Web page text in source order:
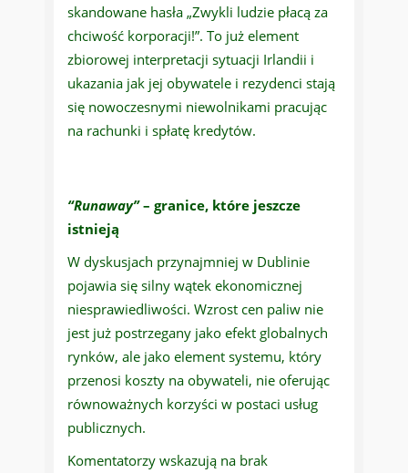
skandowane hasła „Zwykli ludzie płacą za
chciwość korporacji!”. To już element
zbiorowej interpretacji sytuacji Irlandii i
ukazania jak jej obywatele i rezydenci stają
się nowoczesnymi niewolnikami pracując
na rachunki i spłatę kredytów.
“Runaway”– granice, które jeszcze
istnieją
W dyskusjach przynajmniej w Dublinie
pojawia się silny wątek ekonomicznej
niesprawiedliwości. Wzrost cen paliw nie
jest już postrzegany jako efekt globalnych
rynków, ale jako element systemu, który
przenosi koszty na obywateli, nie oferując
równoważnych korzyści w postaci usług
publicznych.
Komentatorzy wskazują na brak